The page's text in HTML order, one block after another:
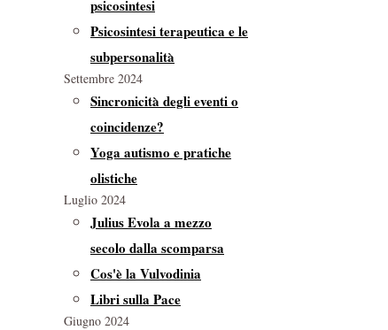
psicosintesi
Psicosintesi terapeutica e le
subpersonalità
Settembre 2024
Sincronicità degli eventi o
coincidenze?
Yoga autismo e pratiche
olistiche
Luglio 2024
Julius Evola a mezzo
secolo dalla scomparsa
Cos'è la Vulvodinia
Libri sulla Pace
Giugno 2024